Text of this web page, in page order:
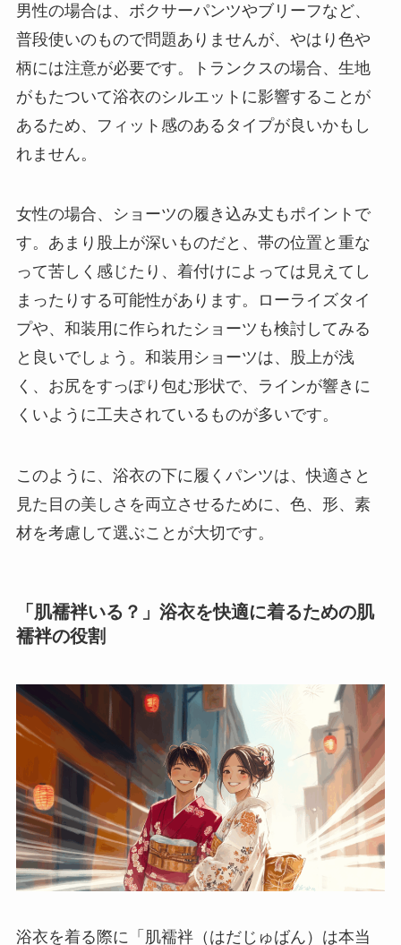
男性の場合は、ボクサーパンツやブリーフなど、
普段使いのもので問題ありませんが、やはり色や
柄には注意が必要です。トランクスの場合、生地
がもたついて浴衣のシルエットに影響することが
あるため、フィット感のあるタイプが良いかもし
れません。
女性の場合、ショーツの履き込み丈もポイントで
す。あまり股上が深いものだと、帯の位置と重な
って苦しく感じたり、着付けによっては見えてし
まったりする可能性があります。ローライズタイ
プや、和装用に作られたショーツも検討してみる
と良いでしょう。和装用ショーツは、股上が浅
く、お尻をすっぽり包む形状で、ラインが響きに
くいように工夫されているものが多いです。
このように、浴衣の下に履くパンツは、快適さと
見た目の美しさを両立させるために、色、形、素
材を考慮して選ぶことが大切です。
「肌襦袢いる？」浴衣を快適に着るための肌
襦袢の役割
浴衣を着る際に「肌襦袢（はだじゅばん）は本当